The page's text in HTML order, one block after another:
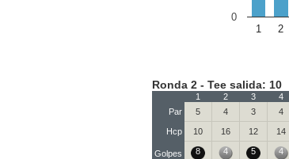
1 2
0
Ronda 2 - Tee salida: 10
1 2 3 4
Par
5 4 3 4
Hcp 10 16 12 14
Golpes 8 4 5 4